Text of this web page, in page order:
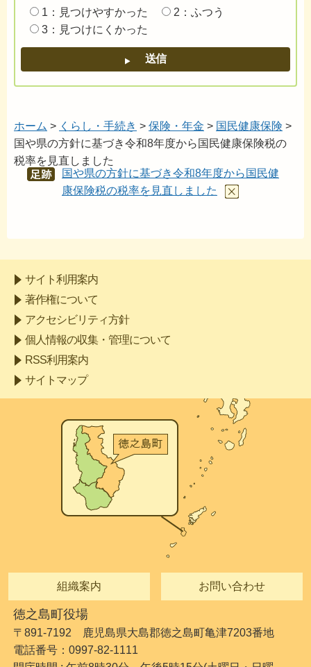
1：見つけやすかった
2：ふつう
3：見つけにくかった
ホーム > くらし・手続き > 保険・年金 > 国民健康保険 >
国や県の方針に基づき令和8年度から国民健康保険税の
税率を見直しました
あし
国や県の方針に基づき令和8年度から国民健
康保険税の税率を見直しました
サイト利用案内
著作権について
アクセシビリティ方針
個人情報の収集・管理について
RSS利用案内
サイトマップ
組織案内 お問い合わせ
徳之島町役場
〒891-7192 鹿児島県大島郡徳之島町亀津7203番地
電話番号：0997-82-1111